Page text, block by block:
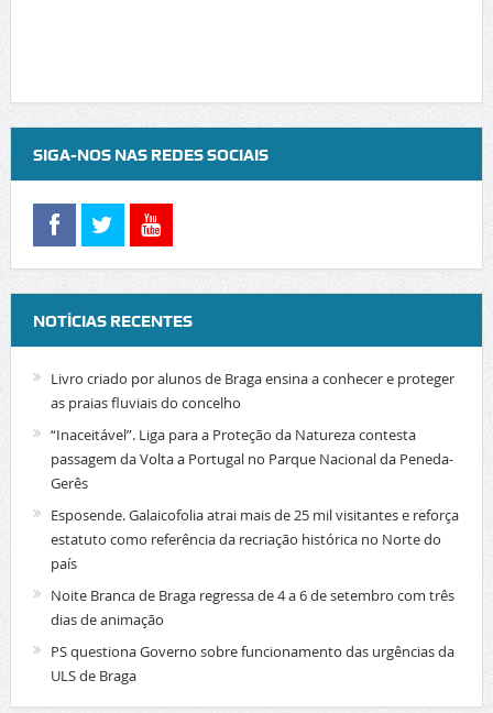
SIGA-NOS NAS REDES SOCIAIS
NOTÍCIAS RECENTES
Livro criado por alunos de Braga ensina a conhecer e proteger
as praias fluviais do concelho
“Inaceitável”. Liga para a Proteção da Natureza contesta
passagem da Volta a Portugal no Parque Nacional da Peneda-
Gerês
Esposende. Galaicofolia atrai mais de 25 mil visitantes e reforça
estatuto como referência da recriação histórica no Norte do
país
Noite Branca de Braga regressa de 4 a 6 de setembro com três
dias de animação
PS questiona Governo sobre funcionamento das urgências da
ULS de Braga